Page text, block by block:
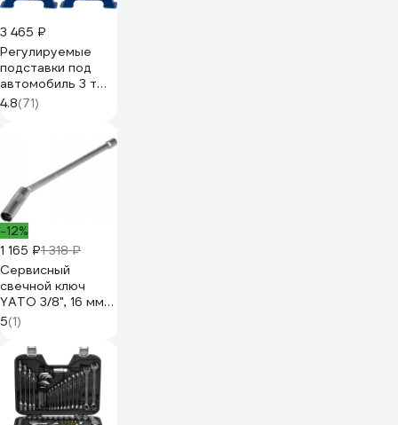
3 465 ₽
Регулируемые
подставки под
автомобиль 3 т
STELS 51627
4.8(71)
-12%
1 165 ₽1 318 ₽
Сервисный
свечной ключ
YATO 3/8", 16 мм
YT-08164
5(1)